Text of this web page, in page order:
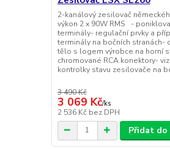
2-kanálový zesilovač
výkon 2 x 90W RMS -
terminály- regulační prvky a
terminály na bočních stranách-
tělo s logem výrobce na horní
chromované RCA konektory-
kontrolky stavu zesilovače na
3 490 Kč
3 069 Kč/ks
2 536 Kč bez DPH
Přidat do